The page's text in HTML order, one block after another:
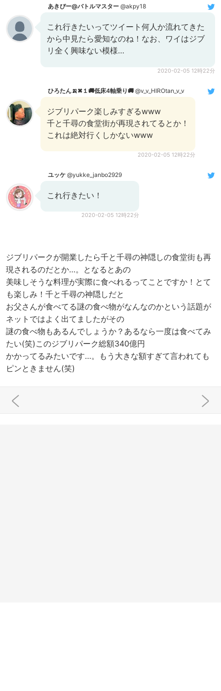
あきぴー@バトルマスター @akpy18
これ行きたいってツイート何人か流れてきた
から中見たら愛知なのね！なお、ワイはジブ
リ全く興味ない模様…
2020-02-05 12時22分
ひろたん🍌✖１🚚低床4軸乗り🚚 @v_v_HIROtan_v_v
ジブリパーク楽しみすぎるwww
千と千尋の食堂街が再現されてるとか！
これは絶対行くしかないwww
2020-02-05 12時22分
ユッケ @yukke_janbo2929
これ行きたい！
2020-02-05 12時22分
ジブリパークが開業したら千と千尋の神隠しの食堂街も再
現されるのだとか…。となるとあの
美味しそうな料理が実際に食べれるってことですか！とて
も楽しみ！千と千尋の神隠しだと
お父さんが食べてる謎の食べ物がなんなのかという話題が
ネットではよく出てましたがその
謎の食べ物もあるんでしょうか？あるなら一度は食べてみ
たい(笑)このジブリパーク総額340億円
かかってるみたいです…。もう大きな額すぎて言われても
ピンときません(笑)